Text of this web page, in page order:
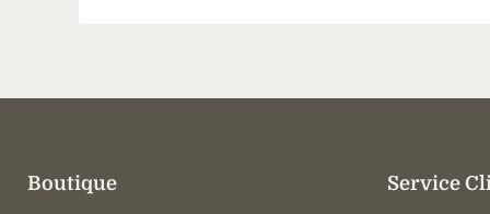
Boutique Service